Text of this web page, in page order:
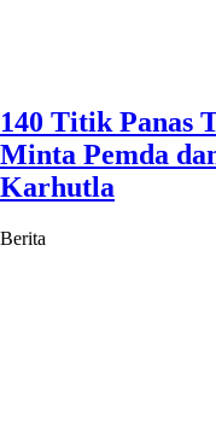
140 Titik Panas
Minta Pemda
Karhutla
Berita